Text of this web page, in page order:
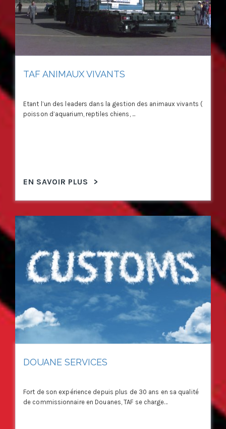
TAF ANIMAUX VIVANTS
Etant l’un des leaders dans la gestion des animaux vivants (
poisson d’aquarium, reptiles chiens, ...
EN SAVOIR PLUS >
DOUANE SERVICES
Fort de son expérience depuis plus de 30 ans en sa qualité
de commissionnaire en Douanes, TAF se charge...